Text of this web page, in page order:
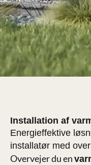
Installation af
Energieffektive
installatør med
Overvejer du en